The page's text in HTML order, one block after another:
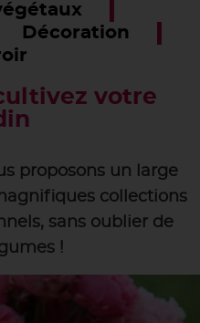
Décoration
votre
proposons un large
collections
sans oublier de
!